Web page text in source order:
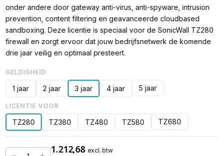
onder andere door gateway anti-virus, anti-spyware, intrusion
prevention, content filtering en geavanceerde cloudbased
sandboxing. Deze licentie is speciaal voor de SonicWall TZ280
firewall en zorgt ervoor dat jouw bedrijfsnetwerk de komende
drie jaar veilig en optimaal presteert.
GELDIGHEID
1 jaar 2 jaar 3 jaar 4 jaar 5 jaar
LICENTIE VOOR
TZ280 TZ380 TZ480 TZ580 TZ680
1.212,68 excl. btw